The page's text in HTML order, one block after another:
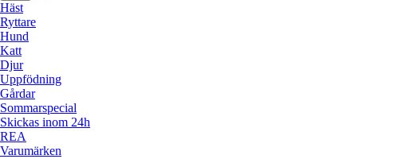
Häst
Ryttare
Hund
Katt
Djur
Uppfödning
Gårdar
Sommarspecial
Skickas inom 24h
REA
Varumärken